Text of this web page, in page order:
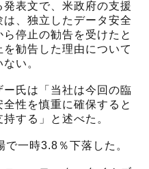
表文で、米政府の支援
、独立したデータ安全
停止の勧告を受けたと
勧告した理由について
い。
氏は「当社は今回の臨
性を慎重に確保すると
する」と述べた。
一時3.8％下落した。